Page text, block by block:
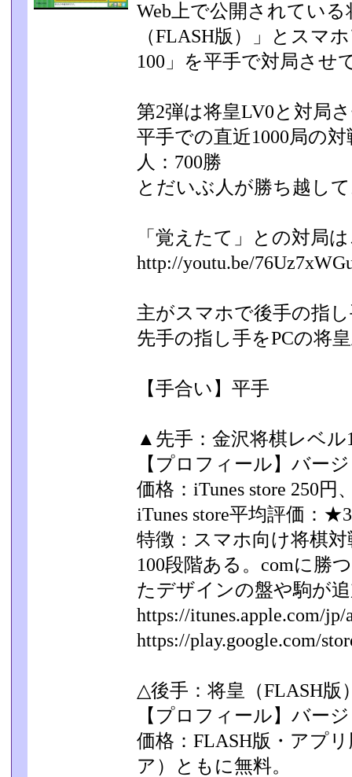
Web上で公開されてい
（FLASH版）」とスマ
100」を平手で対局させ
第2弾は将皇LV0と対局
平手での直近1000局の
人：700勝
とだいぶ人が勝ち越し
「覚えたて」との対局
http://youtu.be/
主がスマホで後手の指
先手の指し手をPCの将
【手合い】平手
▲先手：金沢将棋レベル
【プロフィール】バー
価格：iTunes store 250円
iTunes store平均評価：
特徴：スマホ向け将棋
100段階ある。comに勝
たデザインの盤や駒が
https://itunes.apple.com/
https://play.google.com/
△後手：将皇（FLASH版
【プロフィール】バー
価格：FLASH版・アプリ
ア）ともに無料。